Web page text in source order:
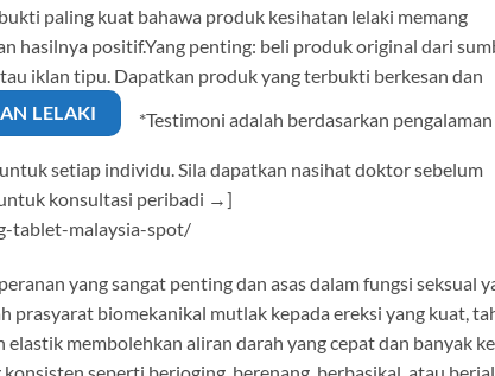
paling kuat bahawa produk kesihatan lelaki memang
hasilnya positif.Yang penting: beli produk original dari
iklan tipu. Dapatkan produk yang terbukti berkesan dan
LELAKI *Testimoni adalah berdasarkan pengalaman
setiap individu. Sila dapatkan nasihat doktor sebelum
konsultasi peribadi →]
tablet-malaysia-spot/
yang sangat penting dan asas dalam fungsi seksual
prasyarat biomekanikal mutlak kepada ereksi yang kuat,
membolehkan aliran darah yang cepat dan banyak ke